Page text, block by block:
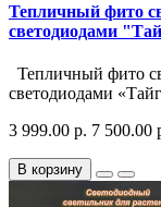
Тепличный фито
светодиодами
Тепличный фито
светодиодами
3 999.00 р. 7 500.00
В корзину